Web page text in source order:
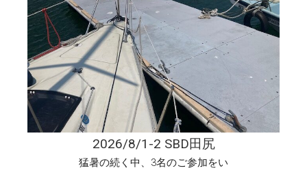
2026/8/1-2 SBD田尻
猛暑の続く中、3名のご参加をい